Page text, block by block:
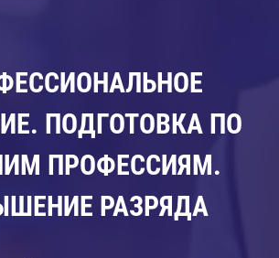
ПОДГОТОВКА ПО
ПРОФЕССИЯМ.
РАЗРЯДА